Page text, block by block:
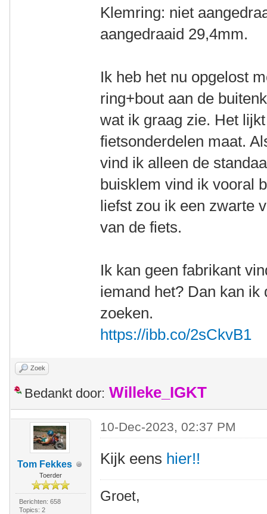
Klemring: niet
aangedraaid 29,4mm.
Ik heb het nu opgelost
ring+bout aan de
wat ik graag zie. Het
fietsonderdelen maat.
vind ik alleen de
buisklem vind ik vooral
liefst zou ik een zwarte
van de fiets.
Ik kan geen fabrikant
iemand het? Dan kan
zoeken.
https://ibb.co/2sCkvB1
Zoek
Bedankt door: Willeke_IGKT
Tom Fekkes
Toerder
Berichten: 658
Topics: 2
10-Dec-2023, 02:37 PM
Kijk eens hier!!
Groet,